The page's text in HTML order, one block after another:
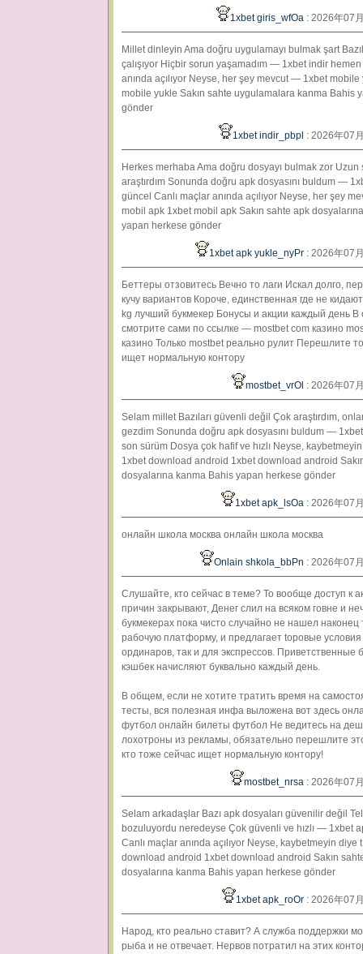
1xbet giris_wfOa : 2026年07
Millet dinleyin Ama doğru uygulamayı bulmak şart
çalışıyor Hiçbir sorun yaşamadım — 1xbet indir
anında açılıyor Neyse, her şey mevcut — 1xbet
mobile yukle Sakın sahte uygulamalara kanma Bahis
gönder
1xbet indir_pbpl : 2026年07
Herkes merhaba Ama doğru dosyayı bulmak zor Uzun
araştırdım Sonunda doğru apk dosyasını buldum —
güncel Canlı maçlar anında açılıyor Neyse, her şey
mobil apk 1xbet mobil apk Sakın sahte apk
yapan herkese gönder
1xbet apk yukle_nyPr : 2026年07
Беттеры отзовитесь Вечно то лаги Искал долго,
кучу вариантов Короче, единственная где не
kg лучший букмекер Бонусы и акции каждый день
смотрите сами по ссылке — mostbet com казино
казино Только mostbet реально рулит Перешлите
ищет нормальную контору
mostbet_vrOl : 2026年07
Selam millet Bazıları güvenli değil Çok araştırdım,
gezdim Sonunda doğru apk dosyasını buldum —
son sürüm Dosya çok hafif ve hızlı Neyse,
1xbet download android 1xbet download android
dosyalarına kanma Bahis yapan herkese gönder
1xbet apk_lsOa : 2026年07
онлайн школа москва онлайн школа москва
Onlain shkola_bbPn : 2026年07
Слушайте, кто сейчас в теме? То вообще доступ к
причин закрывают, Денег слил на всяком говне и
букмекерах пока чисто случайно не нашел наконец
рабочую платформу, и предлагает topoвые условия
ординаров, так и для экспрессов. Приветственные
кэшбек начисляют буквально каждый день.
В общем, если не хотите тратить время на
тесты, вся полезная инфа выложена вот здесь
футбол онлайн билеты футбол Не ведитесь на
лохотроны из рекламы, обязательно перешлите
кто тоже сейчас ищет нормальную контору!
mostbet_nrsa : 2026年07
Selam arkadaşlar Bazı apk dosyaları güvenilir değil
bozuluyordu neredeyse Çok güvenli ve hızlı — 1xbet
Canlı maçlar anında açılıyor Neyse, kaybetmeyin diye
download android 1xbet download android Sakın
dosyalarına kanma Bahis yapan herkese gönder
1xbet apk_roOr : 2026年07
Народ, кто реально ставит? А служба поддержки
рыба и не отвечает. Нервов потратил на этих